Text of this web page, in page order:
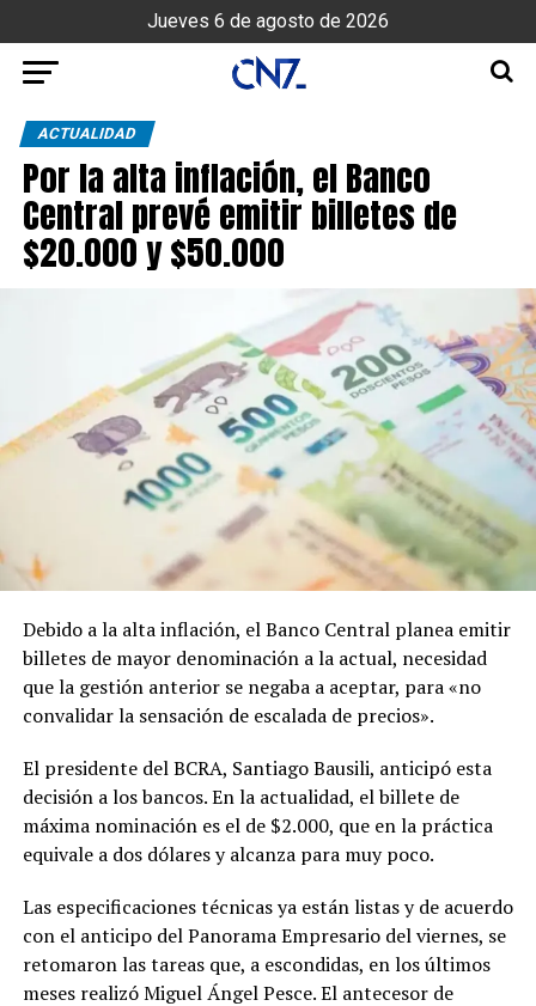
Jueves 6 de agosto de 2026
ACTUALIDAD
Por la alta inflación, el Banco
Central prevé emitir billetes de
$20.000 y $50.000
Debido a la alta inflación, el Banco Central planea emitir
billetes de mayor denominación a la actual, necesidad
que la gestión anterior se negaba a aceptar, para «no
convalidar la sensación de escalada de precios».
El presidente del BCRA, Santiago Bausili, anticipó esta
decisión a los bancos. En la actualidad, el billete de
máxima nominación es el de $2.000, que en la práctica
equivale a dos dólares y alcanza para muy poco.
Las especificaciones técnicas ya están listas y de acuerdo
con el anticipo del Panorama Empresario del viernes, se
retomaron las tareas que, a escondidas, en los últimos
meses realizó Miguel Ángel Pesce. El antecesor de